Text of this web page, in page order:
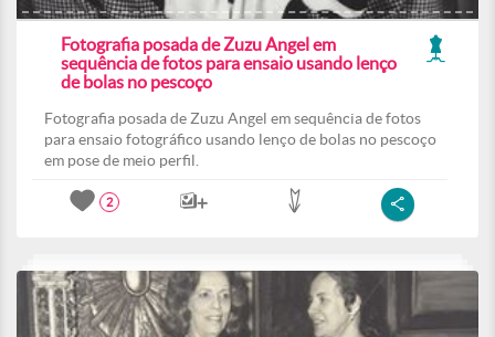
Fotografia posada de Zuzu Angel em
sequência de fotos para ensaio usando lenço
de bolas no pescoço
Fotografia posada de Zuzu Angel em sequência de fotos
para ensaio fotográfico usando lenço de bolas no pescoço
em pose de meio perfil.
2